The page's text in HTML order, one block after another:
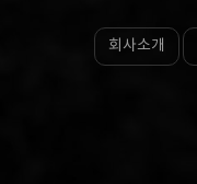
회사소개